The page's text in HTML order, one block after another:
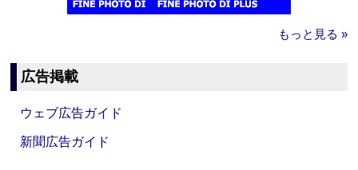
もっと見る »
広告掲載
ウェブ広告ガイド
新聞広告ガイド